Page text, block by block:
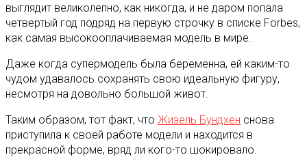
выглядит великолепно, как никогда, и не даром попала
четвертый год подряд на первую строчку в списке Forbes,
как самая высокооплачиваемая модель в мире.
Даже когда супермодель была беременна, ей каким-то
чудом удавалось сохранять свою идеальную фигуру,
несмотря на довольно большой живот.
Таким образом, тот факт, что Жизель Бундхен снова
приступила к своей работе модели и находится в
прекрасной форме, вряд ли кого-то шокировало.